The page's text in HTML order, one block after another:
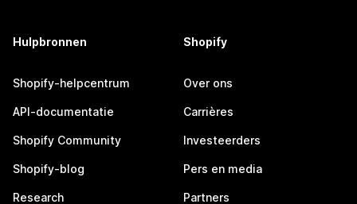
Hulpbronnen
Shopify-helpcentrum
API-documentatie
Shopify Community
Shopify-blog
Research
Shopify
Over ons
Carrières
Investeerders
Pers en media
Partners